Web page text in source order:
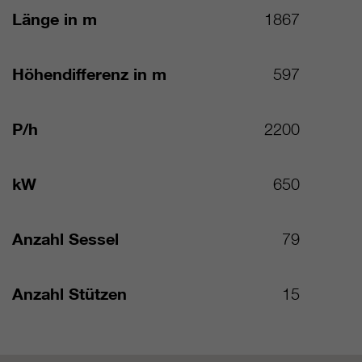
Länge in m 1867
Höhendifferenz in m 597
P/h 2200
kW 650
Anzahl Sessel 79
Anzahl Stützen 15